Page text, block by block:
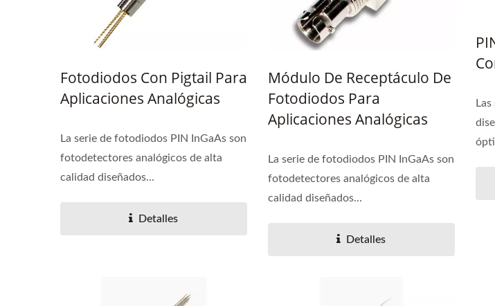
Fotodiodos Con Pigtail Para
Aplicaciones Analógicas
La serie de fotodiodos PIN InGaAs son
fotodetectores analógicos de alta
calidad diseñados...
Detalles
Módulo De Receptáculo De
Fotodiodos Para
Aplicaciones Analógicas
La serie de fotodiodos PIN InGaAs son
fotodetectores analógicos de alta
calidad diseñados...
Detalles
Ibert X1 Mini
Medidor De Potencia De
Transceptor Óptico De Alta
Velocidad (HOT Pet II)